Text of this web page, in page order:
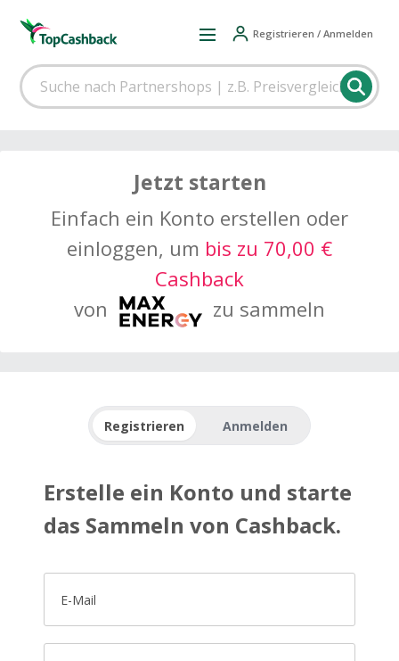
Registrieren / Anmelden
Jetzt starten
Einfach ein Konto erstellen oder
einloggen, um bis zu 70,00 €
Cashback
von
zu sammeln
Registrieren Anmelden
Erstelle ein Konto und starte
das Sammeln von Cashback.
E-Mail